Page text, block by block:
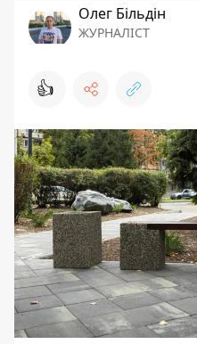
Олег Більдін
ЖУРНАЛІСТ
👍